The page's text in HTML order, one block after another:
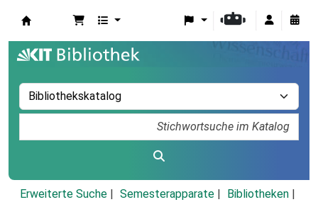
Erweiterte Suche Semesterapparate
Bibliotheken